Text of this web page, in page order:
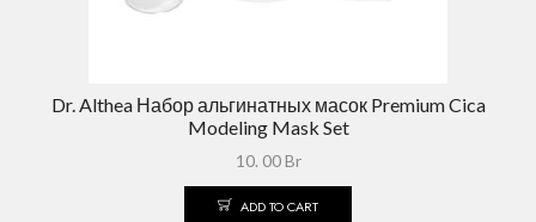
Dr. Althea Набор альгинатных масок Premium Cica
Modeling Mask Set
10. 00Br
ADD TO CART